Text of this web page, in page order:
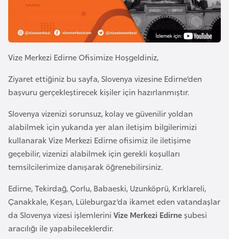
Vize Merkezi Edirne Ofisimize Hoşgeldiniz,
Ziyaret ettiğiniz bu sayfa, Slovenya vizesine Edirne’den
başvuru gerçekleştirecek kişiler için hazırlanmıştır.
Slovenya vizenizi sorunsuz, kolay ve güvenilir yoldan
alabilmek için yukarıda yer alan iletişim bilgilerimizi
kullanarak Vize Merkezi Edirne ofisimiz ile iletişime
geçebilir, vizenizi alabilmek için gerekli koşulları
temsilcilerimize danışarak öğrenebilirsiniz.
Edirne, Tekirdağ, Çorlu, Babaeski, Uzunköprü, Kırklareli,
Çanakkale, Keşan, Lüleburgaz’da ikamet eden vatandaşlar
da Slovenya vizesi işlemlerini Vize Merkezi Edirneşubesi
aracılığı ile yapabileceklerdir.
n
a
n
l
a
d
e
ş
B
e
l